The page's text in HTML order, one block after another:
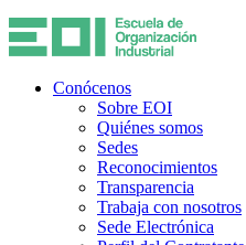
Conócenos
Sobre EOI
Quiénes somos
Sedes
Reconocimientos
Transparencia
Trabaja con nosotros
Sede Electrónica